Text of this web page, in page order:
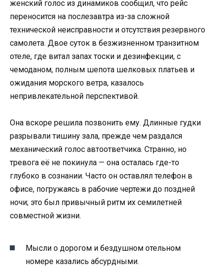
женский голос из динамиков сообщил, что рейс
переносится на послезавтра из-за сложной
технической неисправности и отсутствия резервного
самолета. Двое суток в безжизненном транзитном
отеле, где витал запах тоски и дезинфекции, с
чемоданом, полным шепота шелковых платьев и
ожидания морского ветра, казалось
непривлекательной перспективой.
Она вскоре решила позвонить ему. Длинные гудки
разрывали тишину зала, прежде чем раздался
механический голос автоответчика. Странно, но
тревога её не покинула — она осталась где-то
глубоко в сознании. Часто он оставлял телефон в
офисе, погружаясь в рабочие чертежи до поздней
ночи; это был привычный ритм их семилетней
совместной жизни.
Мысли о дорогом и бездушном отельном
номере казались абсурдными.